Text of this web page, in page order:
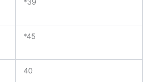
*39
*45
40